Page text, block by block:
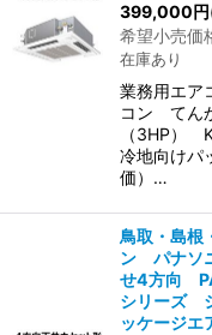
399,000円
希望小売価
在庫あり
業務用エ
コン てん
（3HP）
冷地向け
価）…
鳥取・島根
ン パナソ
せ4方向
シリーズ
ッケージエ